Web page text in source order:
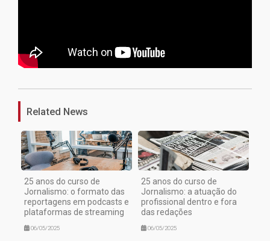
1
Related News
25 anos do curso de
Jornalismo: o formato das
reportagens em podcasts e
plataformas de streaming
06/05/2025
25 anos do curso de
Jornalismo: a atuação do
profissional dentro e fora
das redações
06/05/2025